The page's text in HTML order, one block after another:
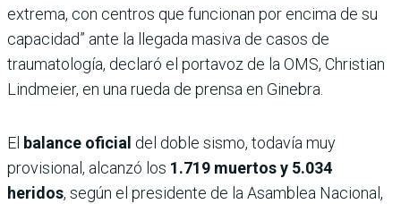
extrema, con centros que funcionan por encima de su
capacidad” ante la llegada masiva de casos de
traumatología, declaró el portavoz de la OMS, Christian
Lindmeier, en una rueda de prensa en Ginebra.
El balance oficial del doble sismo, todavía muy
provisional, alcanzó los 1.719 muertos y 5.034
heridos, según el presidente de la Asamblea Nacional,